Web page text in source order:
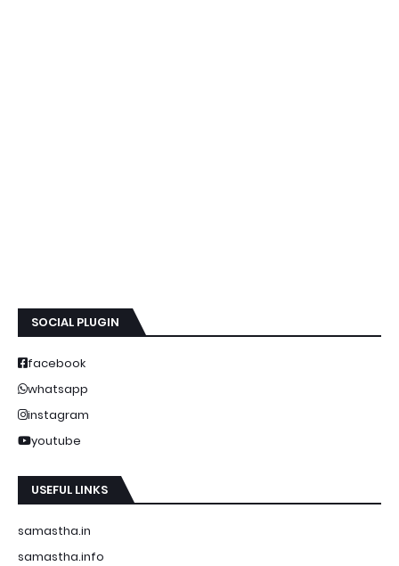
SOCIAL PLUGIN
facebook
whatsapp
instagram
youtube
USEFUL LINKS
samastha.in
samastha.info